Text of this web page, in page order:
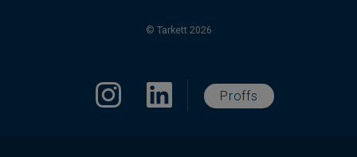
© Tarkett 2026
Proffs